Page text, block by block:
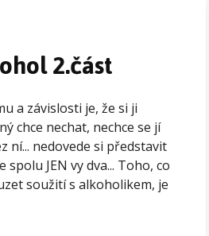
2.část
a závislosti je, že si ji
chce nechat, nechce se jí
ní... nedovede si představit
spolu JEN vy dva... Toho, co
soužití s alkoholikem, je